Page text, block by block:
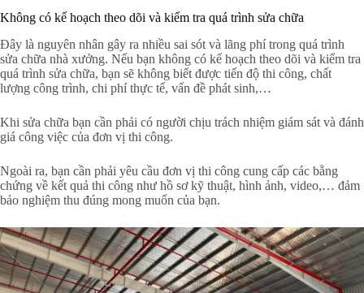
Không có kế hoạch theo dõi và kiểm tra quá trình sửa chữa
Đây là nguyên nhân gây ra nhiều sai sót và lãng phí trong quá trình
sửa chữa nhà xưởng. Nếu bạn không có kế hoạch theo dõi và kiểm tra
quá trình sửa chữa, bạn sẽ không biết được tiến độ thi công, chất
lượng công trình, chi phí thực tế, vấn đề phát sinh,…
Khi sửa chữa bạn cần phải có người chịu trách nhiệm giám sát và đánh
giá công việc của đơn vị thi công.
Ngoài ra, bạn cần phải yêu cầu đơn vị thi công cung cấp các bằng
chứng về kết quả thi công như hồ sơ kỹ thuật, hình ảnh, video,… đảm
bảo nghiệm thu đúng mong muốn của bạn.